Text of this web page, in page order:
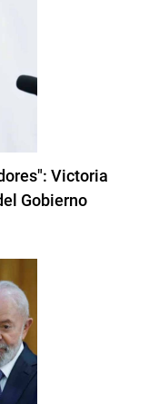
Victoria
Gobierno